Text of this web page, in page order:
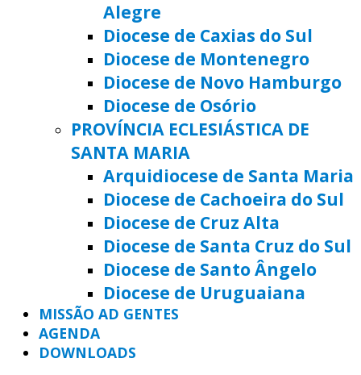
Alegre
Diocese de Caxias do Sul
Diocese de Montenegro
Diocese de Novo Hamburgo
Diocese de Osório
PROVÍNCIA ECLESIÁSTICA DE
SANTA MARIA
Arquidiocese de Santa Maria
Diocese de Cachoeira do Sul
Diocese de Cruz Alta
Diocese de Santa Cruz do Sul
Diocese de Santo Ângelo
Diocese de Uruguaiana
MISSÃO AD GENTES
AGENDA
DOWNLOADS